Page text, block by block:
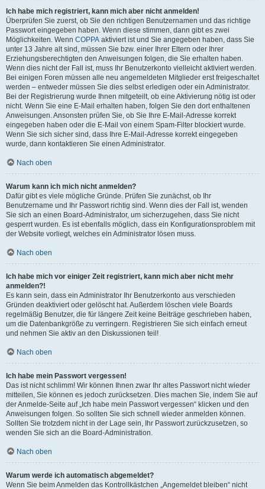
Ich habe mich registriert, kann mich aber nicht anmelden!
Überprüfen Sie zuerst, ob Sie den richtigen Benutzernamen und das richtige
Passwort eingegeben haben. Wenn diese stimmen, dann gibt es zwei
Möglichkeiten. Wenn COPPA aktiviert ist und Sie angegeben haben, dass Sie
unter 13 Jahre alt sind, müssen Sie bzw. einer Ihrer Eltern oder Ihrer
Erziehungsberechtigten den Anweisungen folgen, die Sie erhalten haben.
Wenn dies nicht der Fall ist, muss Ihr Benutzerkonto vielleicht aktiviert werden.
Bei einigen Foren müssen alle neu angemeldeten Mitglieder erst freigeschaltet
werden – entweder müssen Sie dies selbst erledigen oder ein Administrator.
Bei der Registrierung wurde Ihnen mitgeteilt, ob eine Aktivierung nötig ist oder
nicht. Wenn Sie eine E-Mail erhalten haben, folgen Sie den dort enthaltenen
Anweisungen. Ansonsten prüfen Sie, ob Sie Ihre E-Mail-Adresse korrekt
eingegeben haben oder die E-Mail von einem Spam-Filter blockiert wurde.
Wenn Sie sich sicher sind, dass Ihre E-Mail-Adresse korrekt eingegeben
wurde, dann kontaktieren Sie einen Administrator.
Nach oben
Warum kann ich mich nicht anmelden?
Dafür gibt es viele mögliche Gründe. Prüfen Sie zunächst, ob Ihr
Benutzername und Ihr Passwort richtig sind. Wenn dies der Fall ist, wenden
Sie sich an einen Board-Administrator, um sicherzugehen, dass Sie nicht
gesperrt wurden. Es ist ebenfalls möglich, dass ein Konfigurationsproblem mit
der Website vorliegt, welches ein Administrator lösen muss.
Nach oben
Ich habe mich vor einiger Zeit registriert, kann mich aber nicht mehr
anmelden?!
Es kann sein, dass ein Administrator Ihr Benutzerkonto aus verschieden
Gründen deaktiviert oder gelöscht hat. Außerdem löschen viele Boards
regelmäßig Benutzer, die für längere Zeit keine Beiträge geschrieben haben,
um die Datenbankgröße zu verringern. Registrieren Sie sich einfach erneut
und nehmen Sie aktiv an den Diskussionen teil!
Nach oben
Ich habe mein Passwort vergessen!
Das ist nicht schlimm! Wir können Ihnen zwar Ihr altes Passwort nicht wieder
mitteilen, Sie können es jedoch zurücksetzen. Dies machen Sie, indem Sie auf
der Anmelde-Seite auf „Ich habe mein Passwort vergessen“ klicken und den
Anweisungen folgen. So sollten Sie sich schnell wieder anmelden können.
Sollten Sie trotzdem nicht in der Lage sein, Ihr Passwort zurückzusetzen, so
wenden Sie sich an die Board-Administration.
Nach oben
Warum werde ich automatisch abgemeldet?
Wenn Sie beim Anmelden das Kontrollkästchen „Angemeldet bleiben“ nicht